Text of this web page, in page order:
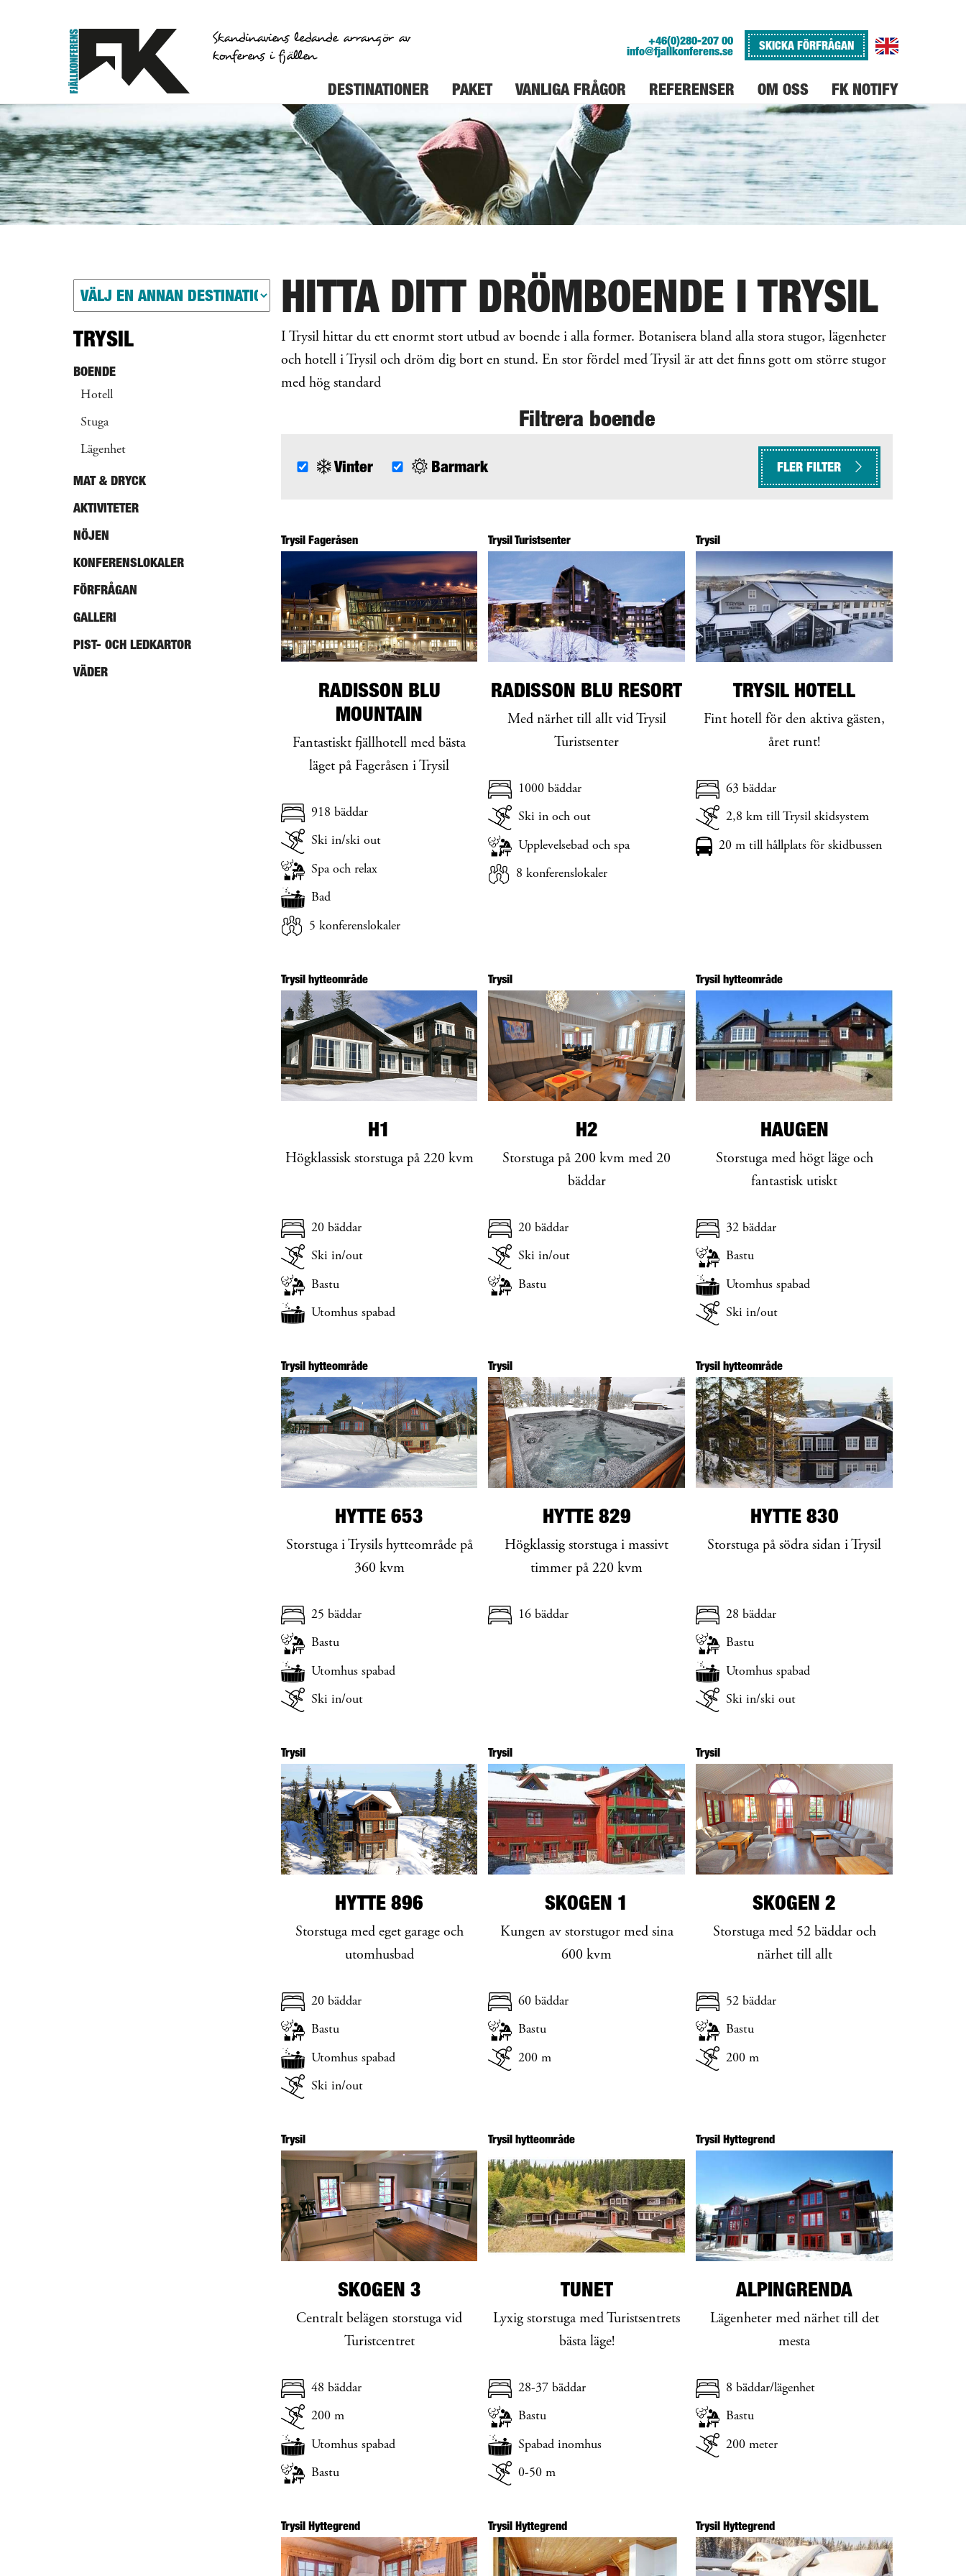
Skandinaviens ledande arrangör av
konferens i fjällen
+46(0)280-207 00
info@fjallkonferens.se SKICKA FÖRFRÅGAN
DESTINATIONER PAKET VANLIGA FRÅGOR REFERENSER OM OSS FK NOTIFY
HITTA DITT DRÖMBOENDE I TRYSIL
I Trysil hittar du ett enormt stort utbud av boende i alla former. Botanisera bland alla stora stugor, lägenheter
och hotell i Trysil och dröm dig bort en stund. En stor fördel med Trysil är att det finns gott om större stugor
med hög standard
Filtrera boende
Vinter Barmark FLER FILTER
Trysil Fageråsen
RADISSON BLU
MOUNTAIN
Fantastiskt fjällhotell med bästa
läget på Fageråsen i Trysil
918 bäddar
Ski in/ski out
Spa och relax
Bad
5 konferenslokaler
Trysil Turistsenter
RADISSON BLU RESORT
Med närhet till allt vid Trysil
Turistsenter
1000 bäddar
Ski in och out
Upplevelsebad och spa
8 konferenslokaler
Trysil
TRYSIL HOTELL
Fint hotell för den aktiva gästen,
året runt!
63 bäddar
2,8 km till Trysil skidsystem
20 m till hållplats för skidbussen
Trysil hytteområde
H1
Högklassisk storstuga på 220 kvm
20 bäddar
Ski in/out
Bastu
Utomhus spabad
Trysil
H2
Storstuga på 200 kvm med 20
bäddar
20 bäddar
Ski in/out
Bastu
Trysil hytteområde
HAUGEN
Storstuga med högt läge och
fantastisk utiskt
32 bäddar
Bastu
Utomhus spabad
Ski in/out
Trysil hytteområde
HYTTE 653
Storstuga i Trysils hytteområde på
360 kvm
25 bäddar
Bastu
Utomhus spabad
Ski in/out
Trysil
HYTTE 829
Högklassig storstuga i massivt
timmer på 220 kvm
16 bäddar
Trysil hytteområde
HYTTE 830
Storstuga på södra sidan i Trysil
28 bäddar
Bastu
Utomhus spabad
Ski in/ski out
Trysil
HYTTE 896
Storstuga med eget garage och
utomhusbad
20 bäddar
Bastu
Utomhus spabad
Ski in/out
Trysil
SKOGEN 1
Kungen av storstugor med sina
600 kvm
60 bäddar
Bastu
200 m
Trysil
SKOGEN 2
Storstuga med 52 bäddar och
närhet till allt
52 bäddar
Bastu
200 m
Trysil
SKOGEN 3
Centralt belägen storstuga vid
Turistcentret
48 bäddar
200 m
Utomhus spabad
Bastu
Trysil hytteområde
TUNET
Lyxig storstuga med Turistsentrets
bästa läge!
28-37 bäddar
Bastu
Spabad inomhus
0-50 m
Trysil Hyttegrend
ALPINGRENDA
Lägenheter med närhet till det
mesta
8 bäddar/lägenhet
Bastu
200 meter
Trysil Hyttegrend Trysil Hyttegrend Trysil Hyttegrend
TRYSIL
BOENDE
Hotell
Stuga
Lägenhet
MAT & DRYCK
AKTIVITETER
NÖJEN
KONFERENSLOKALER
FÖRFRÅGAN
GALLERI
PIST- OCH LEDKARTOR
VÄDER